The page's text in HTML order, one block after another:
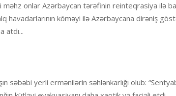
məhz onlar Azərbaycan tərəfinin reinteqrasiya ilə
havadarlarının köməyi ilə Azərbaycana dirəniş
atdı...
səbəbi yerli ermənilərin səhlənkarlığı olub: